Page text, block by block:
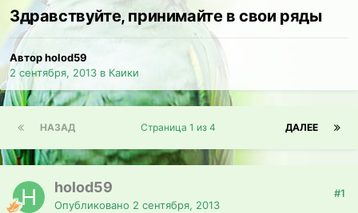
Здравствуйте, принимайте в свои ряды
Автор holod59
2 сентября, 2013 в Каики
НАЗАД ДАЛЕЕ
Страница 1 из 4
holod59
Опубликовано 2 сентября, 2013
#1